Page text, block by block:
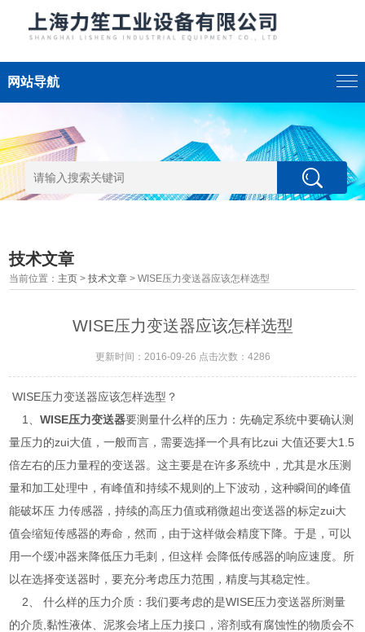
网站导航
技术文章
当前位置： 主页 >技术文章 > WISE压力变送器应该怎样选型
WISE压力变送器应该怎样选型
更新时间：2016-09-26 点击次数：4286
WISE压力变送器应该怎样选型？
1、WISE压力变送器要测量什么样的压力：先确定系统中要确认测
量压力的zui大值，一般而言，需要选择一个具有比zui 大值还要大1.5
倍左右的压力量程的变送器。这主要是在许多系统中，尤其是水压测
量和加工处理中，有峰值和持续不规则的上下波动，这种瞬间的峰值
能破坏压 力传感器，持续的高压力值或稍微超出变送器的标定zui大
值会缩短传感器的寿命，然而，由于这样做会精度下降。于是，可以
用一个缓冲器来降低压力毛刺，但这样 会降低传感器的响应速度。所
以在选择变送器时，要充分考虑压力范围，精度与其稳定性。
2、 什么样的压力介质：我们要考虑的是WISE压力变送器所测量
的介质,黏性液体、泥浆会堵上压力接口，溶剂或有腐蚀性的物质会不